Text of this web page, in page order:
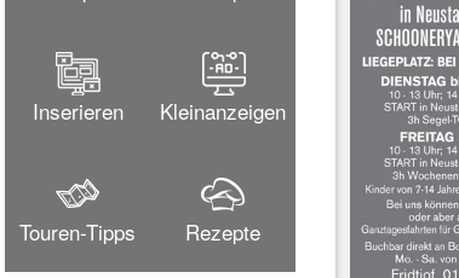
Inserieren Kleinanzeigen
Touren-Tipps Rezepte